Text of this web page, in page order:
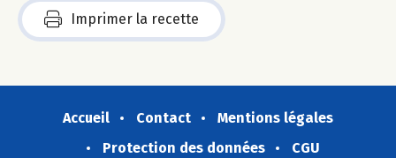
Imprimer la recette
Accueil Contact
Mentions légales
Protection des données
CGU